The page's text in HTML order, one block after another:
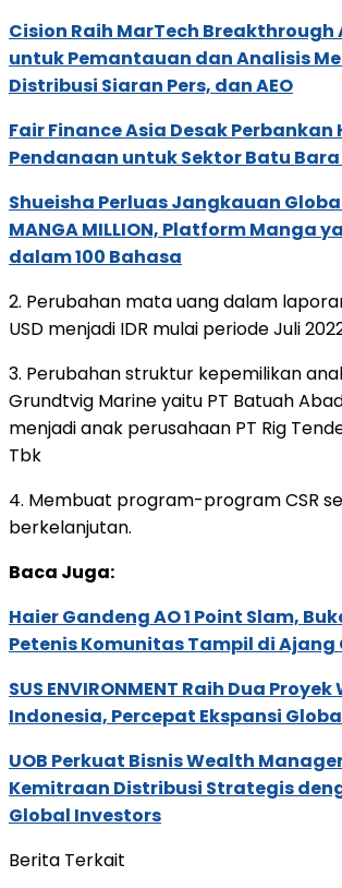
Cision Raih MarTech Breakthrough
untuk Pemantauan dan Analisis
Distribusi Siaran Pers, dan AEO
Fair Finance Asia Desak Perbankan
Pendanaan untuk Sektor Batu Bara
Shueisha Perluas Jangkauan
MANGA MILLION, Platform Manga
dalam 100 Bahasa
2. Perubahan mata uang dalam
USD menjadi IDR mulai periode Juli
3. Perubahan struktur kepemilikan
Grundtvig Marine yaitu PT Batuah
menjadi anak perusahaan PT Rig
Tbk
4. Membuat program-program CSR
berkelanjutan.
Baca Juga:
Haier Gandeng AO 1 Point Slam,
Petenis Komunitas Tampil di Ajang
SUS ENVIRONMENT Raih Dua Proyek
Indonesia, Percepat Ekspansi
UOB Perkuat Bisnis Wealth
Kemitraan Distribusi Strategis
Global Investors
Berita Terkait